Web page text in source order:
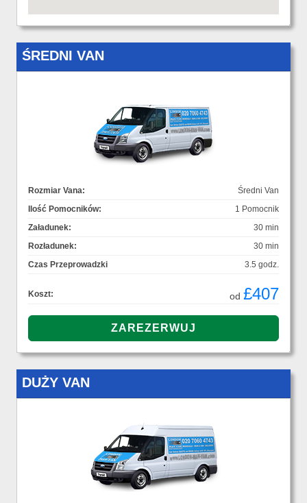
ŚREDNI VAN
Rozmiar Vana:
Średni Van
Ilość Pomocników:
1 Pomocnik
Załadunek:
30 min
Rozładunek:
30 min
Czas Przeprowadzki
3.5 godz.
Koszt: od £407
DUŻY VAN